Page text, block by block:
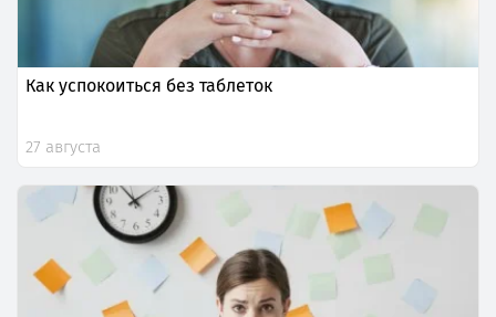
Как успокоиться без таблеток
27 августа